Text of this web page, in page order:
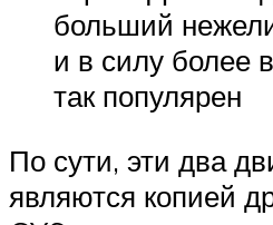
больший
и в силу более
так популярен
По сути, эти два
являются копией